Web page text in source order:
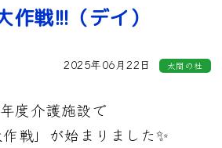
作戦!!!（デイ）
2025年06月22日 太閤の杜
度介護施設で
作戦」が始まりました✨